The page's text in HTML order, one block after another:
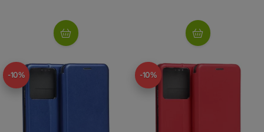
-10% -10%